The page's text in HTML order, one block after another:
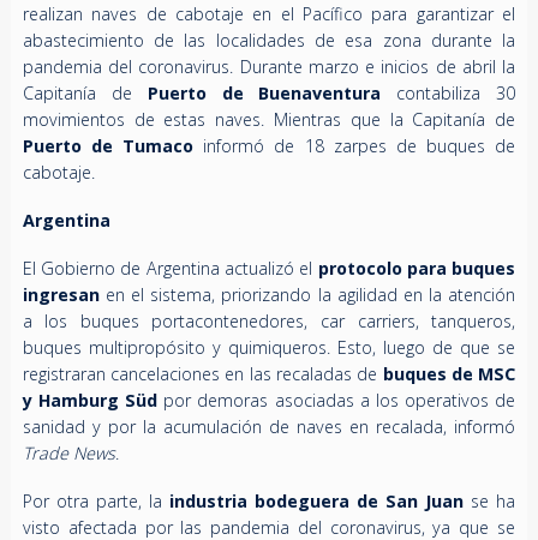
realizan naves de cabotaje en el Pacífico para garantizar el
abastecimiento de las localidades de esa zona durante la
pandemia del coronavirus. Durante marzo e inicios de abril la
Capitanía de Puerto de Buenaventura contabiliza 30
movimientos de estas naves. Mientras que la Capitanía de
Puerto de Tumaco informó de 18 zarpes de buques de
cabotaje.
Argentina
El Gobierno de Argentina actualizó el protocolo para buques
ingresanen el sistema, priorizando la agilidad en la atención
a los buques portacontenedores, car carriers, tanqueros,
buques multipropósito y quimiqueros. Esto, luego de que se
registraran cancelaciones en las recaladas de buques de MSC
y Hamburg Süd por demoras asociadas a los operativos de
sanidad y por la acumulación de naves en recalada, informó
Trade News.
Por otra parte, la industria bodeguera de San Juan se ha
visto afectada por las pandemia del coronavirus, ya que se